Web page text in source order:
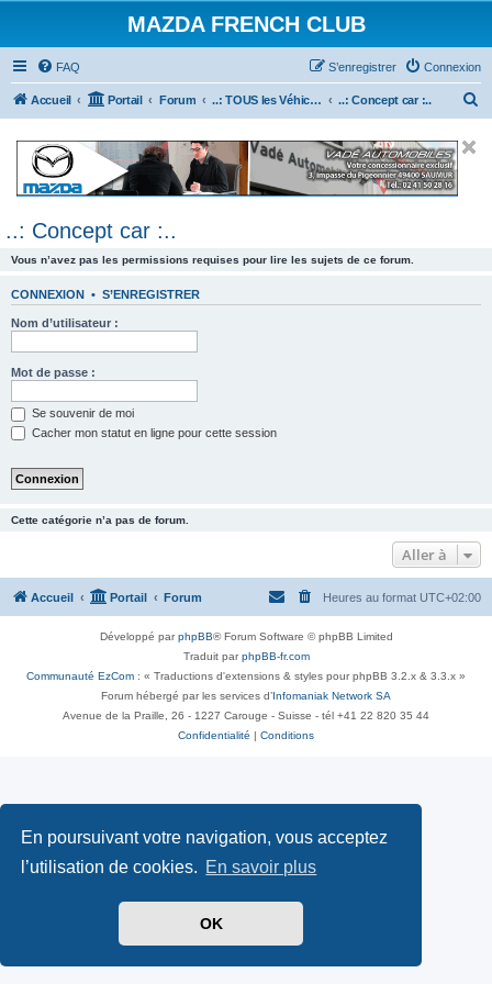
En poursuivant votre navigation, vous acceptez
l’utilisation de cookies. En savoir plus
OK
MAZDA FRENCH CLUB
FAQ Connexion
S’enregistrer
Accueil Portail Forum ..: TOUS les Véhicules MAZDA :.. ..: Concept car :..
e
..: Concept car :..
Vous n’avez pas les permissions requises pour lire les sujets de ce forum.
CONNEXION • S’ENREGISTRER
Nom d’utilisateur :
Mot de passe :
Se souvenir de moi
Cacher mon statut en ligne pour cette session
Cette catégorie n’a pas de forum.
Aller à
Accueil Portail Forum Heures au format UTC+02:00
Développé parphpBB® Forum Software © phpBB Limited
Traduit parphpBB-fr.com
Communauté EzCom : « Traductions d'extensions & styles pour phpBB 3.2.x & 3.3.x »
Forum hébergé par les services d’ Infomaniak Network SA
Avenue de la Praille, 26 - 1227 Carouge - Suisse - tél +41 22 820 35 44
Confidentialité
Conditions